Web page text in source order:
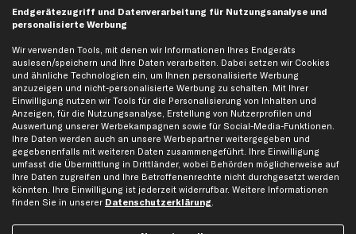
Seat Ersatzteile
Skoda Ersatzteile
VW Ersatzteile
Social Media
Jetzt APP Downloaden
Endgerätezugriff und Datenverarbeitung für Nutzungsanalyse und
personalisierte Werbung
Wir verwenden Tools, mit denen wir Informationen Ihres Endgeräts
auslesen/speichern und Ihre Daten verarbeiten. Dabei setzen wir Cookies
und ähnliche Technologien ein, um Ihnen personalisierte Werbung
anzuzeigen und nicht-personalisierte Werbung zu schalten. Mit Ihrer
Einwilligung nutzen wir Tools für die Personalisierung von Inhalten und
Anzeigen, für die Nutzungsanalyse, Erstellung von Nutzerprofilen und
Auswertung unserer Werbekampagnen sowie für Social-Media-Funktionen.
Ihre Daten werden auch an unsere Werbepartner weitergegeben und
gegebenenfalls mit weiteren Daten zusammengeführt. Ihre Einwilligung
umfasst die Übermittlung in Drittländer, wobei Behörden möglicherweise auf
Ihre Daten zugreifen und Ihre Betroffenenrechte nicht durchgesetzt werden
könnten. Ihre Einwilligung ist jederzeit widerrufbar. Weitere Informationen
finden Sie in unserer Datenschutzerklärung.